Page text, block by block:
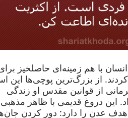
با هم زمینه‌ای حاصلخیز
کردند. از بزرگ‌ترین پوچی‌ها این
از قوانین مقدس او زندگی
این دروغ قدیمی با ظاهر
هدف عدن را دارد: دور کردن